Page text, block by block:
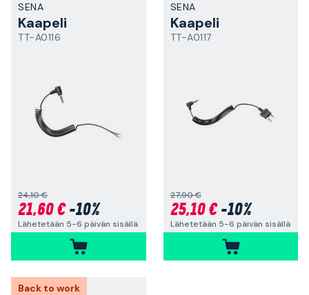
SENA
Kaapeli
TT-A0116
24,10 €
21,60 €-10%
Lähetetään 5-6 päivän sisällä
SENA
Kaapeli
TT-A0117
27,90 €
25,10 €-10%
Lähetetään 5-6 päivän sisällä
Back to work